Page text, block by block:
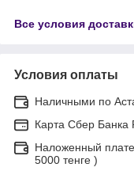
Все условия
Условия оплаты
Наличными по
Карта Сбер Банка
Наложенный
5000 тенге )